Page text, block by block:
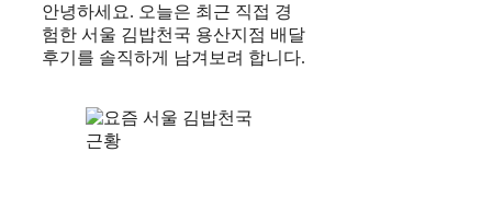
안녕하세요. 오늘은 최근 직접 경
험한 서울 김밥천국 용산지점 배달
후기를 솔직하게 남겨보려 합니다.